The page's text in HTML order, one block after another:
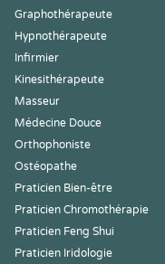
Graphothérapeute
Hypnothérapeute
Infirmier
Kinesithérapeute
Masseur
Médecine Douce
Orthophoniste
Ostéopathe
Praticien Bien-être
Praticien Chromothérapie
Praticien Feng Shui
Praticien Iridologie